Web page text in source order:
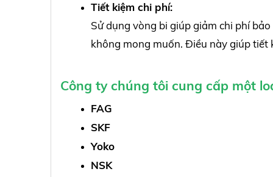
Tiết kiệm chi phí:
Sử dụng vòng bi giúp giảm chi phí
không mong muốn. Điều này giúp tiết
Công ty chúng tôi cung cấp một
FAG
SKF
Yoko
NSK